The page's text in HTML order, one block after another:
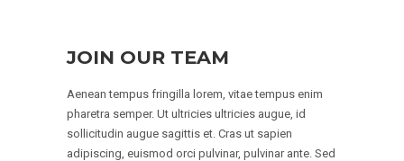
JOIN OUR TEAM
Aenean tempus fringilla lorem, vitae tempus enim
pharetra semper. Ut ultricies ultricies augue, id
sollicitudin augue sagittis et. Cras ut sapien
adipiscing, euismod orci pulvinar, pulvinar ante. Sed